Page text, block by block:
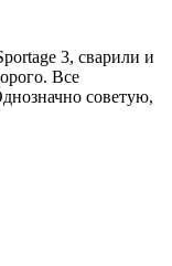
3, сварили и
Все
советую,